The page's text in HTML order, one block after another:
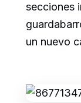
secciones
un nuevo